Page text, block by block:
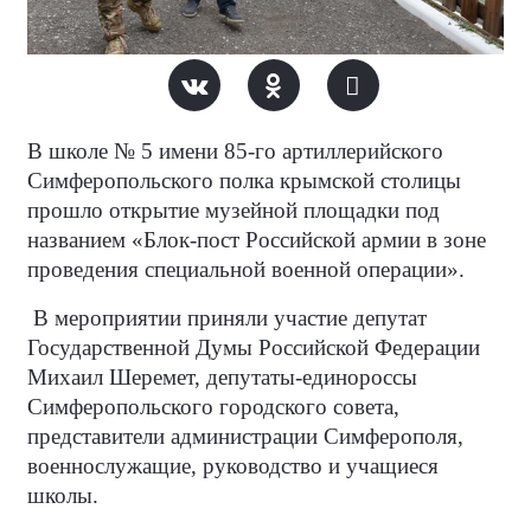
В школе № 5 имени 85-го артиллерийского
Симферопольского полка крымской столицы
прошло открытие музейной площадки под
названием «Блок-пост Российской армии в зоне
проведения специальной военной операции».
В мероприятии приняли участие депутат
Государственной Думы Российской Федерации
Михаил Шеремет, депутаты-единороссы
Симферопольского городского совета,
представители администрации Симферополя,
военнослужащие, руководство и учащиеся
школы.